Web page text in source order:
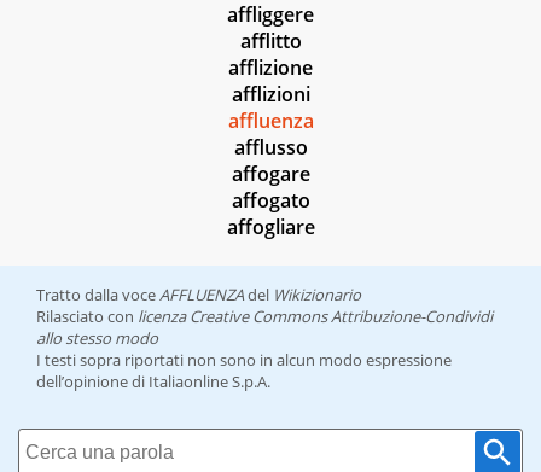
affliggere
afflitto
afflizione
afflizioni
affluenza
afflusso
affogare
affogato
affogliare
Tratto dalla voceAFFLUENZAdel Wikizionario
Rilasciato con licenza Creative Commons Attribuzione-Condividi
allo stesso modo
I testi sopra riportati non sono in alcun modo espressione
dell’opinione di Italiaonline S.p.A.